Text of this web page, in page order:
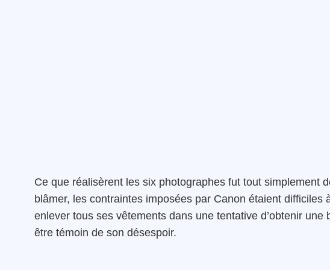
Ce que réalisèrent les six photographes fut tout simplement
blâmer, les contraintes imposées par Canon étaient difficiles
enlever tous ses vêtements dans une tentative d’obtenir
être témoin de son désespoir.